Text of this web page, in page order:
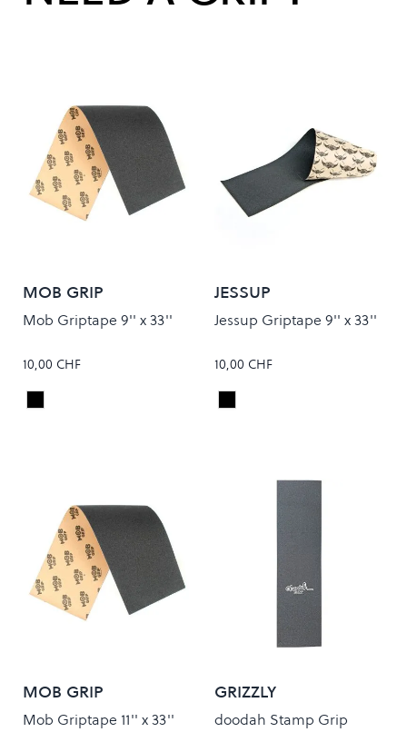
MOB GRIP
Mob Griptape 9'' x 33''
10,00 CHF
Colour
Black
JESSUP
Jessup Griptape 9'' x 33''
10,00 CHF
Colour
Black
MOB GRIP
Mob Griptape 11'' x 33''
GRIZZLY
doodah Stamp Grip